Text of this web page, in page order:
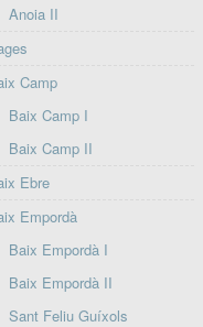
Anoia II
Camp
Baix Camp I
Baix Camp II
Ebre
Empordà
Baix Empordà I
Baix Empordà II
Sant Feliu Guíxols